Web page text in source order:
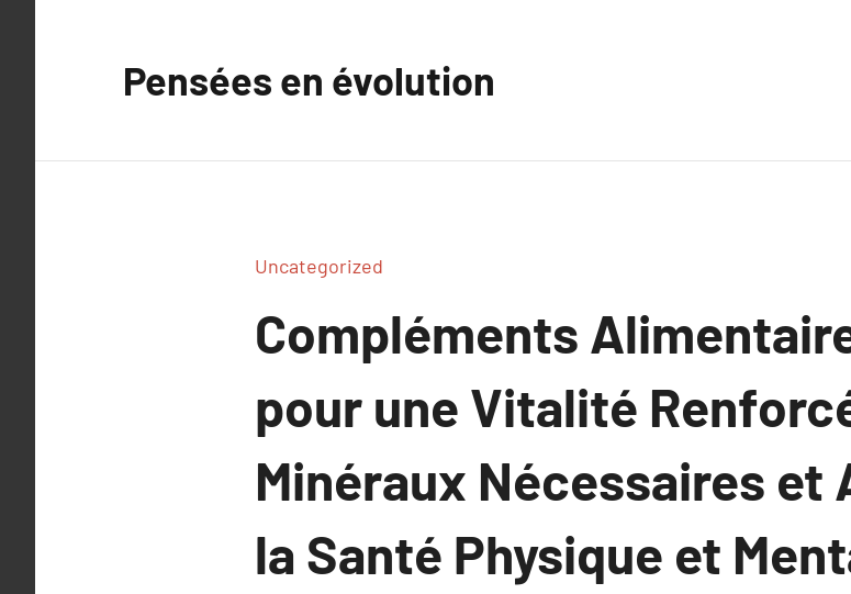
Pensées en évolution
Uncategorized
Compléments
pour une Vitalité
Minéraux Nécessaires et
la Santé Physique et